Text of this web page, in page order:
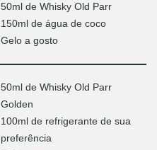
50ml de Whisky Old Parr
150ml de água de coco
Gelo a gosto
50ml de Whisky Old Parr
Golden
100ml de refrigerante de sua
preferência